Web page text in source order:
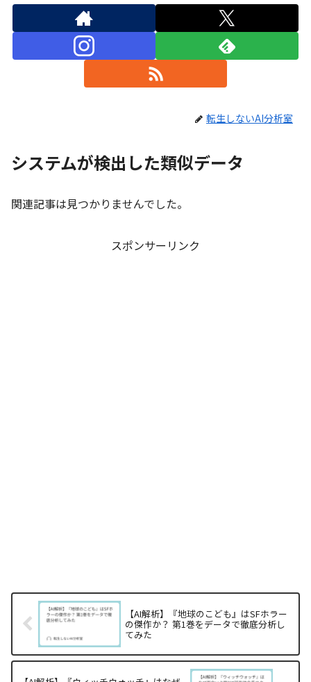
転生しないAI分析室
システムが検出した類似データ
関連記事は見つかりませんでした。
スポンサーリンク
【AI解析】『地球のこども』はSFホラー
の傑作か？ 第1巻をデータで徹底分析し
てみた